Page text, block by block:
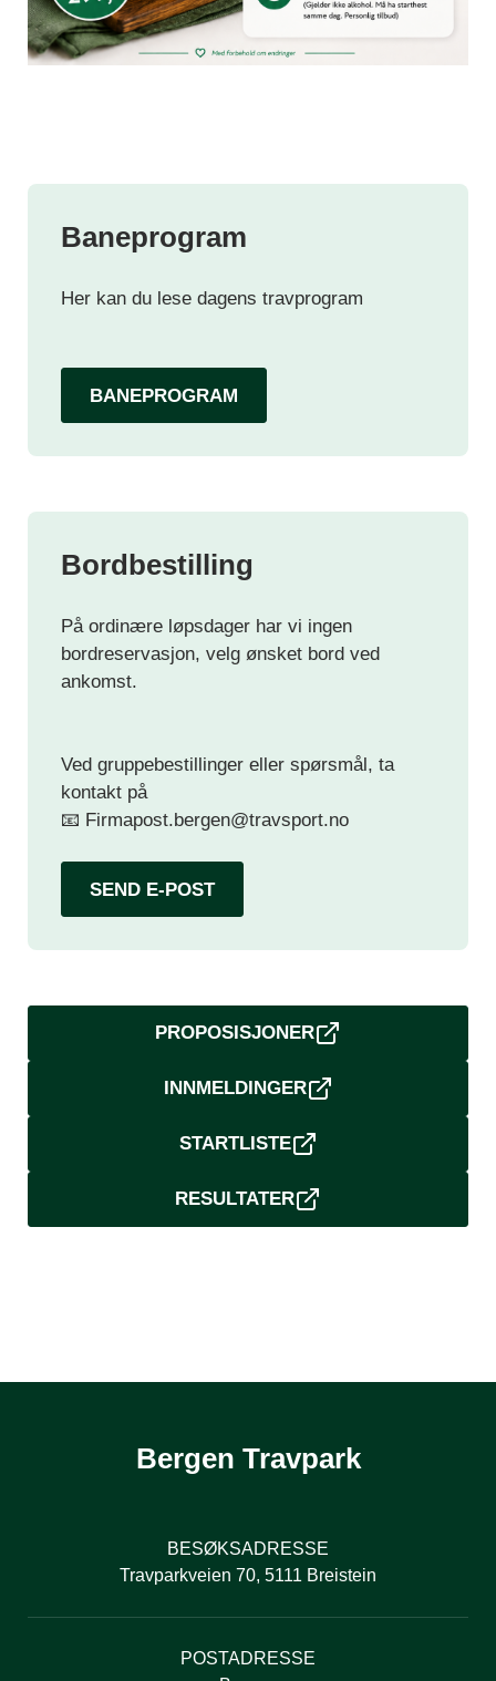
Baneprogram
Her kan du lese dagens travprogram
BANEPROGRAM
Bordbestilling
På ordinære løpsdager har vi ingen
bordreservasjon, velg ønsket bord ved
ankomst.
Ved gruppebestillinger eller spørsmål, ta
kontakt på
📧 Firmapost.bergen@travsport.no
SEND E-POST
PROPOSISJONER
INNMELDINGER
STARTLISTE
RESULTATER
Bergen Travpark
BESØKSADRESSE
Travparkveien 70, 5111 Breistein
POSTADRESSE